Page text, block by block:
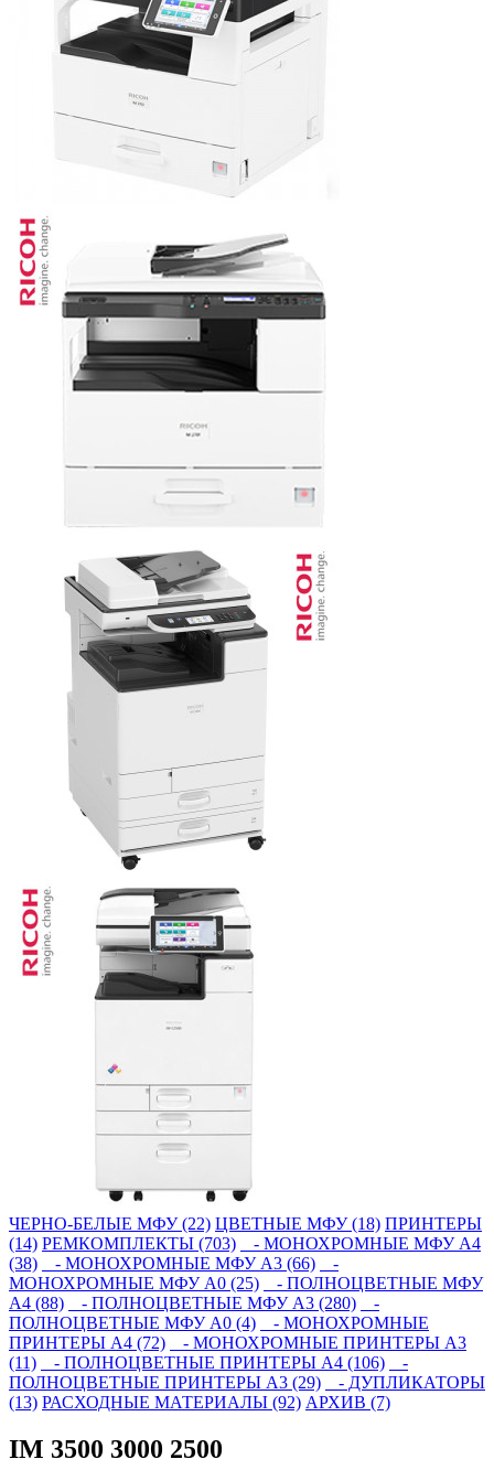
ЧЕРНО-БЕЛЫЕ МФУ (22) ЦВЕТНЫЕ МФУ (18) ПРИНТЕРЫ
(14) РЕМКОМПЛЕКТЫ (703)
- МОНОХРОМНЫЕ МФУ А4
(38)
- МОНОХРОМНЫЕ МФУ А3 (66)
-
МОНОХРОМНЫЕ МФУ А0 (25)
- ПОЛНОЦВЕТНЫЕ МФУ
А4 (88)
- ПОЛНОЦВЕТНЫЕ МФУ А3 (280)
-
ПОЛНОЦВЕТНЫЕ МФУ А0 (4)
- МОНОХРОМНЫЕ
ПРИНТЕРЫ А4 (72)
- МОНОХРОМНЫЕ ПРИНТЕРЫ А3
(11)
- ПОЛНОЦВЕТНЫЕ ПРИНТЕРЫ А4 (106)
-
ПОЛНОЦВЕТНЫЕ ПРИНТЕРЫ А3 (29)
- ДУПЛИКАТОРЫ
(13) РАСХОДНЫЕ МАТЕРИАЛЫ (92) АРХИВ (7)
IM 3500 3000 2500